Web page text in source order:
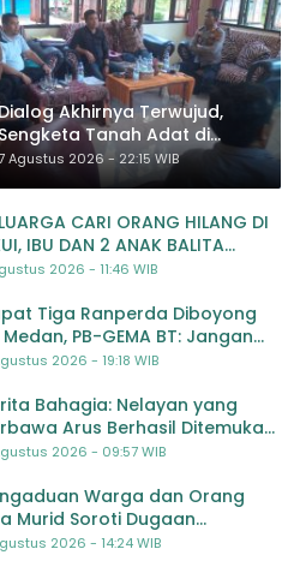
Akhirnya Terwujud,
Tanah Adat di
Proyek Strategis
Nasional Memasuki Babak
Agustus 2026 - 22:15 WIB
CARI ORANG HILANG DI
IBU DAN 2 ANAK BALITA
PULANG SEJAK 20 JULI 2026
2026 - 11:46 WIB
Tiga Ranperda Diboyong
PB-GEMA BT: Jangan
APBD Ladang
2026 - 19:18 WIB
Bahagia: Nelayan yang
Arus Berhasil Ditemukan
Keadaan Selamat
2026 - 09:57 WIB
Warga dan Orang
Murid Soroti Dugaan
Dana BOP PAUD di TK
2026 - 14:24 WIB